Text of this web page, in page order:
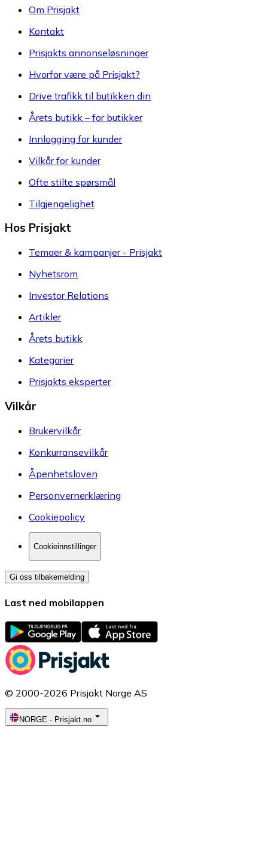
Om Prisjakt
Kontakt
Prisjakts annonseløsninger
Hvorfor være på Prisjakt?
Drive trafikk til butikken din
Årets butikk – for butikker
Innlogging for kunder
Vilkår for kunder
Ofte stilte spørsmål
Tilgjengelighet
Hos Prisjakt
Temaer & kampanjer - Prisjakt
Nyhetsrom
Investor Relations
Artikler
Årets butikk
Kategorier
Prisjakts eksperter
Vilkår
Brukervilkår
Konkurransevilkår
Åpenhetsloven
Personvernerklæring
Cookiepolicy
Cookieinnstillinger
Gi oss tilbakemelding
Last ned mobilappen
© 2000-2026 Prisjakt Norge AS
NORGE - Prisjakt.no